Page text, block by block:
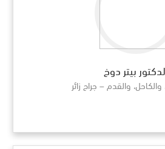
بيتر دوخ
والكاحل، والقدم – جراح زائر